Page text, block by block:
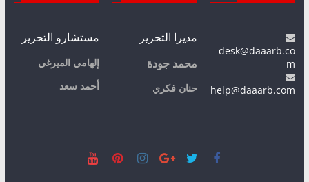
desk@daaarb.co
m
help@daaarb.com
مديرا التحرير
محمد جودة
حنان فكري
مستشارو التحرير
إلهامي الميرغي
أحمد سعد